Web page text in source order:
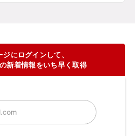
ジにログインして、
新着情報をいち早く取得